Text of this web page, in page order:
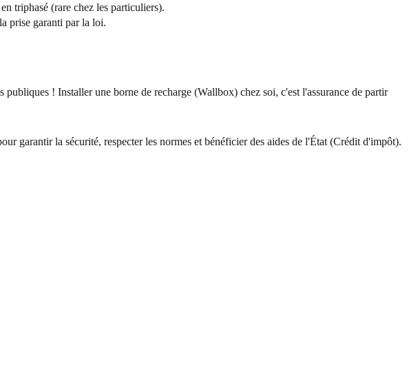
triphasé (rare chez les particuliers).
prise garanti par la loi.
! Installer une borne de recharge (Wallbox) chez soi, c'est l'assurance de partir
garantir la sécurité, respecter les normes et bénéficier des aides de l'État (Crédit d'impôt).